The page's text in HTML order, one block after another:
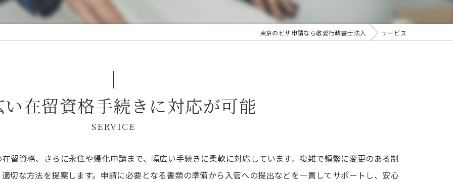
東京のビザ申請なら敬愛行政書士法人 サービス
い在留資格手続きに対応が可能
SERVICE
留資格、さらに永住や帰化申請まで、幅広い手続きに柔軟に対応しています。複雑で頻繁に変更のある制
切な方法を提案します。申請に必要となる書類の準備から入管への提出などを一貫してサポートし、安心